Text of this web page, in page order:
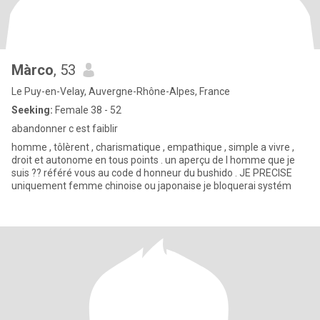
Màrco, 53
Le Puy-en-Velay, Auvergne-Rhône-Alpes, France
Seeking: Female 38 - 52
abandonner c est faiblir
homme , tôlèrent , charismatique , empathique , simple a vivre ,
droit et autonome en tous points . un aperçu de l homme que je
suis ?? référé vous au code d honneur du bushido . JE PRECISE
uniquement femme chinoise ou japonaise je bloquerai systém